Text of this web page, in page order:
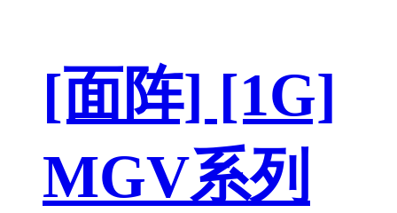
[面阵] [1G]
MGV系列